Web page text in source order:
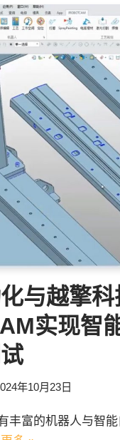
与越擎科
实现智
年10月23日
丰富的机器人与智